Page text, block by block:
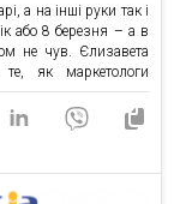
а на інші руки так і
або 8 березня – а в
не чув. Єлизавета
як маркетологи